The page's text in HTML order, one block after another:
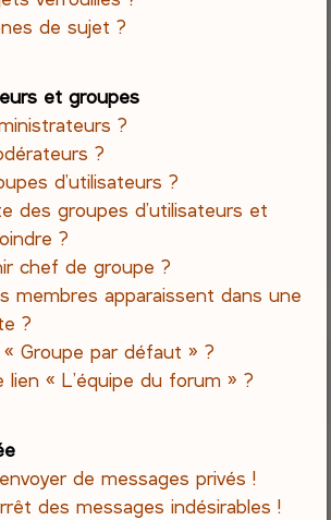
de sujet ?
et groupes
?
?
d’utilisateurs ?
des groupes d’utilisateurs et
?
chef de groupe ?
membres apparaissent dans une
?
« Groupe par défaut » ?
lien « L’équipe du forum » ?
de messages privés !
des messages indésirables !